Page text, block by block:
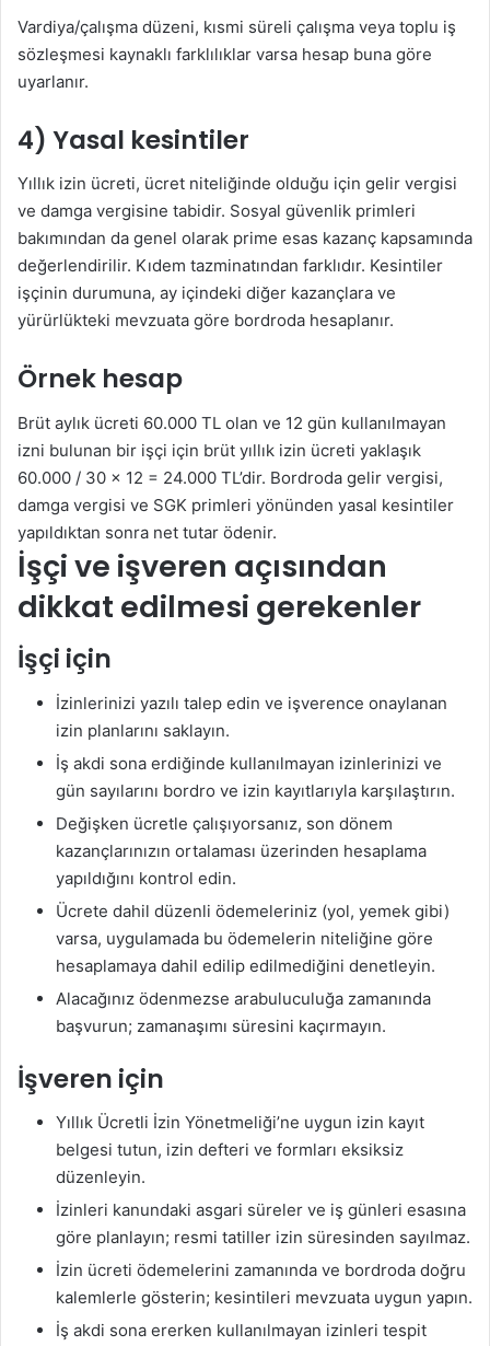
Vardiya/çalışma düzeni, kısmi süreli çalışma veya toplu iş
sözleşmesi kaynaklı farklılıklar varsa hesap buna göre
uyarlanır.
4) Yasal kesintiler
Yıllık izin ücreti, ücret niteliğinde olduğu için gelir vergisi
ve damga vergisine tabidir. Sosyal güvenlik primleri
bakımından da genel olarak prime esas kazanç kapsamında
değerlendirilir. Kıdem tazminatından farklıdır. Kesintiler
işçinin durumuna, ay içindeki diğer kazançlara ve
yürürlükteki mevzuata göre bordroda hesaplanır.
Örnek hesap
Brüt aylık ücreti 60.000 TL olan ve 12 gün kullanılmayan
izni bulunan bir işçi için brüt yıllık izin ücreti yaklaşık
60.000 / 30 x 12 = 24.000 TL’dir. Bordroda gelir vergisi,
damga vergisi ve SGK primleri yönünden yasal kesintiler
yapıldıktan sonra net tutar ödenir.
İşçi ve işveren açısından
dikkat edilmesi gerekenler
İşçi için
İzinlerinizi yazılı talep edin ve işverence onaylanan
izin planlarını saklayın.
İş akdi sona erdiğinde kullanılmayan izinlerinizi ve
gün sayılarını bordro ve izin kayıtlarıyla karşılaştırın.
Değişken ücretle çalışıyorsanız, son dönem
kazançlarınızın ortalaması üzerinden hesaplama
yapıldığını kontrol edin.
Ücrete dahil düzenli ödemeleriniz (yol, yemek gibi)
varsa, uygulamada bu ödemelerin niteliğine göre
hesaplamaya dahil edilip edilmediğini denetleyin.
Alacağınız ödenmezse arabuluculuğa zamanında
başvurun; zamanaşımı süresini kaçırmayın.
İşveren için
Yıllık Ücretli İzin Yönetmeliği’ne uygun izin kayıt
belgesi tutun, izin defteri ve formları eksiksiz
düzenleyin.
İzinleri kanundaki asgari süreler ve iş günleri esasına
göre planlayın; resmi tatiller izin süresinden sayılmaz.
İzin ücreti ödemelerini zamanında ve bordroda doğru
kalemlerle gösterin; kesintileri mevzuata uygun yapın.
İş akdi sona ererken kullanılmayan izinleri tespit